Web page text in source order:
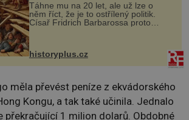
Táhne mu na 20 let, ale už lze o
něm říct, že je to ostřílený politik.
Císař Fridrich Barbarossa proto
posílá svého syna a dědice Jindřicha
VI. do Erfurtu, aby se stal
prostředníkem při řešení sporu m...
historyplus.cz
měla převést peníze z ekvádorského
Kongu, a tak také učinila. Jednalo
překračující 1 milion dolarů. Obdobné